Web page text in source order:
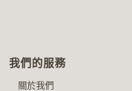
我們的服務
關於我們